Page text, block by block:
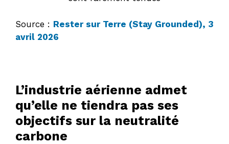
Source : Rester sur Terre (Stay Grounded), 3
avril 2026
L’industrie aérienne admet
qu’elle ne tiendra pas ses
objectifs sur la neutralité
carbone